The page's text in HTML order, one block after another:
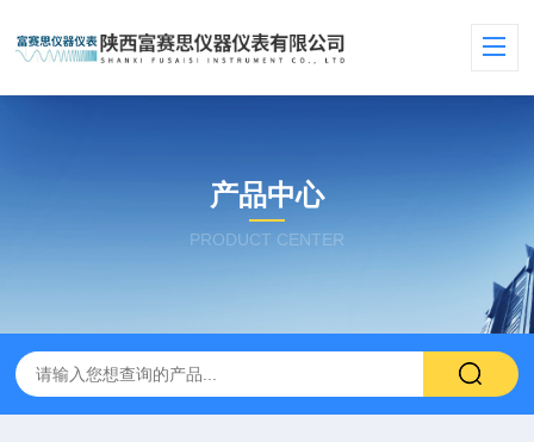
产品中心
PRODUCT CENTER